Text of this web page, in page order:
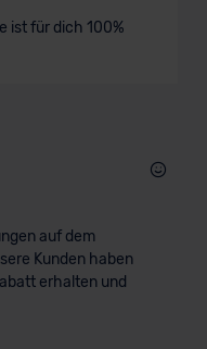
ist für dich 100%
auf dem
Kunden haben
erhalten und